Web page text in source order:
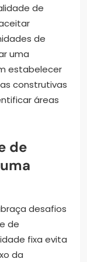
de
de
uma
estabelecer
construtivas
áreas
de
desafios
de
fixa evita
da